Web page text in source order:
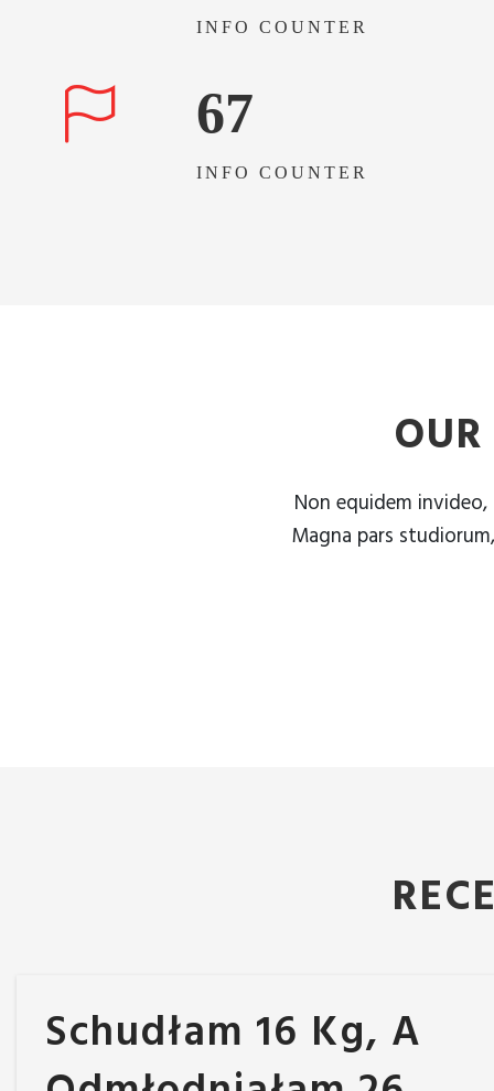
INFO COUNTER
67
INFO COUNTER
Non equidem
Magna pars
Schudłam 16 Kg, A